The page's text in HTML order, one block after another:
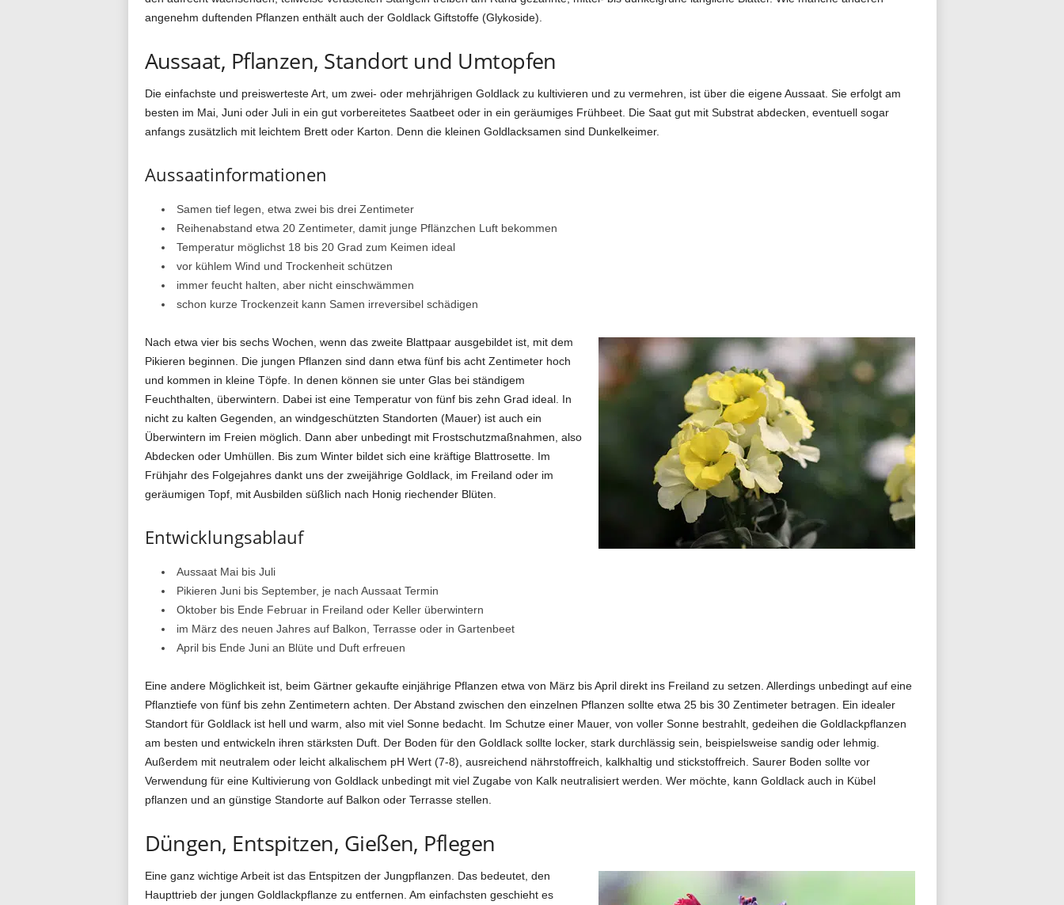
d
angenehm duftenden Pflanzen enthält auch der Goldlack Giftstoffe (Glykoside).
Aussaat, Pflanzen, Standort und Umtopfen
Die einfachste und preiswerteste Art, um zwei- oder mehrjährigen Goldlack zu kultivieren und zu vermehren, ist über die eigene Aussaat. Sie erfolgt am
besten im Mai, Juni oder Juli in ein gut vorbereitetes Saatbeet oder in ein geräumiges Frühbeet. Die Saat gut mit Substrat abdecken, eventuell sogar
anfangs zusätzlich mit leichtem Brett oder Karton. Denn die kleinen Goldlacksamen sind Dunkelkeimer.
Aussaatinformationen
Samen tief legen, etwa zwei bis drei Zentimeter
Reihenabstand etwa 20 Zentimeter, damit junge Pflänzchen Luft bekommen
Temperatur möglichst 18 bis 20 Grad zum Keimen ideal
vor kühlem Wind und Trockenheit schützen
immer feucht halten, aber nicht einschwämmen
schon kurze Trockenzeit kann Samen irreversibel schädigen
Nach etwa vier bis sechs Wochen, wenn das zweite Blattpaar ausgebildet ist, mit dem
Pikieren beginnen. Die jungen Pflanzen sind dann etwa fünf bis acht Zentimeter hoch
und kommen in kleine Töpfe. In denen können sie unter Glas bei ständigem
Feuchthalten, überwintern. Dabei ist eine Temperatur von fünf bis zehn Grad ideal. In
nicht zu kalten Gegenden, an windgeschützten Standorten (Mauer) ist auch ein
Überwintern im Freien möglich. Dann aber unbedingt mit Frostschutzmaßnahmen, also
Abdecken oder Umhüllen. Bis zum Winter bildet sich eine kräftige Blattrosette. Im
Frühjahr des Folgejahres dankt uns der zweijährige Goldlack, im Freiland oder im
geräumigen Topf, mit Ausbilden süßlich nach Honig riechender Blüten.
Entwicklungsablauf
Aussaat Mai bis Juli
Pikieren Juni bis September, je nach Aussaat Termin
Oktober bis Ende Februar in Freiland oder Keller überwintern
im März des neuen Jahres auf Balkon, Terrasse oder in Gartenbeet
April bis Ende Juni an Blüte und Duft erfreuen
Eine andere Möglichkeit ist, beim Gärtner gekaufte einjährige Pflanzen etwa von März bis April direkt ins Freiland zu setzen. Allerdings unbedingt auf eine
Pflanztiefe von fünf bis zehn Zentimetern achten. Der Abstand zwischen den einzelnen Pflanzen sollte etwa 25 bis 30 Zentimeter betragen. Ein idealer
Standort für Goldlack ist hell und warm, also mit viel Sonne bedacht. Im Schutze einer Mauer, von voller Sonne bestrahlt, gedeihen die Goldlackpflanzen
am besten und entwickeln ihren stärksten Duft. Der Boden für den Goldlack sollte locker, stark durchlässig sein, beispielsweise sandig oder lehmig.
Außerdem mit neutralem oder leicht alkalischem pH Wert (7-8), ausreichend nährstoffreich, kalkhaltig und stickstoffreich. Saurer Boden sollte vor
Verwendung für eine Kultivierung von Goldlack unbedingt mit viel Zugabe von Kalk neutralisiert werden. Wer möchte, kann Goldlack auch in Kübel
pflanzen und an günstige Standorte auf Balkon oder Terrasse stellen.
Düngen, Entspitzen, Gießen, Pflegen
Eine ganz wichtige Arbeit ist das Entspitzen der Jungpflanzen. Das bedeutet, den
Haupttrieb der jungen Goldlackpflanze zu entfernen. Am einfachsten geschieht es